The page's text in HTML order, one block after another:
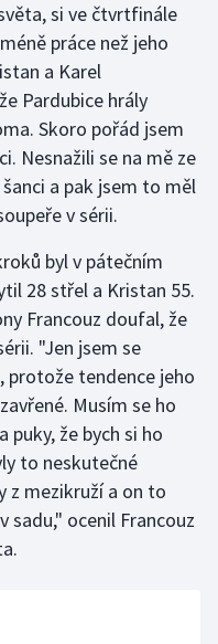
si ve čtvrtfinále
práce než jeho
a Karel
Pardubice hrály
Skoro pořád jsem
Nesnažili se na mě ze
a pak jsem to měl
v sérii.
byl v pátečním
28 střel a Kristan 55.
Francouz doufal, že
"Jen jsem se
protože tendence jeho
Musím se ho
puky, že bych si ho
to neskutečné
z mezikruží a on to
sadu," ocenil Francouz